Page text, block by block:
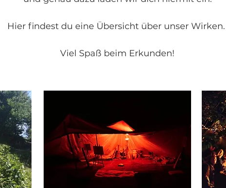
Hier findest du eine Übersicht über unser
Viel Spaß beim Erkunden!